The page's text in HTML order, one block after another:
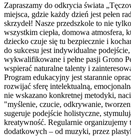
Zapraszamy do odkrycia świata
miejsca, gdzie każdy dzień jest pełen
skrzydeł! Nasze przedszkole to nie
wszystkim ciepła, domowa atmosfera,
dziecko czuje się tu bezpiecznie i
do sukcesu jest indywidualne
wykwalifikowane i pełne pasji Grono
wspierać naturalne talenty i
Program edukacyjny jest starannie
rozwijać sferę intelektualną,
nie wskazano konkretnej metodyki,
"myślenie, czucie, odkrywanie,
sugeruje podejście holistyczne,
kreatywność. Regularnie organizujemy
dodatkowych – od muzyki, przez